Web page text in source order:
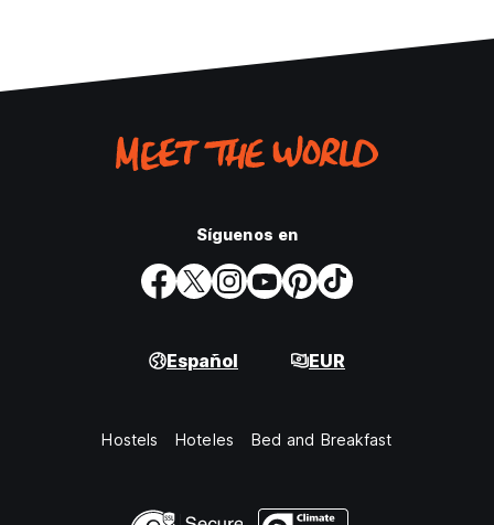
Síguenos en
Español EUR
Hostels Hoteles Bed and Breakfast